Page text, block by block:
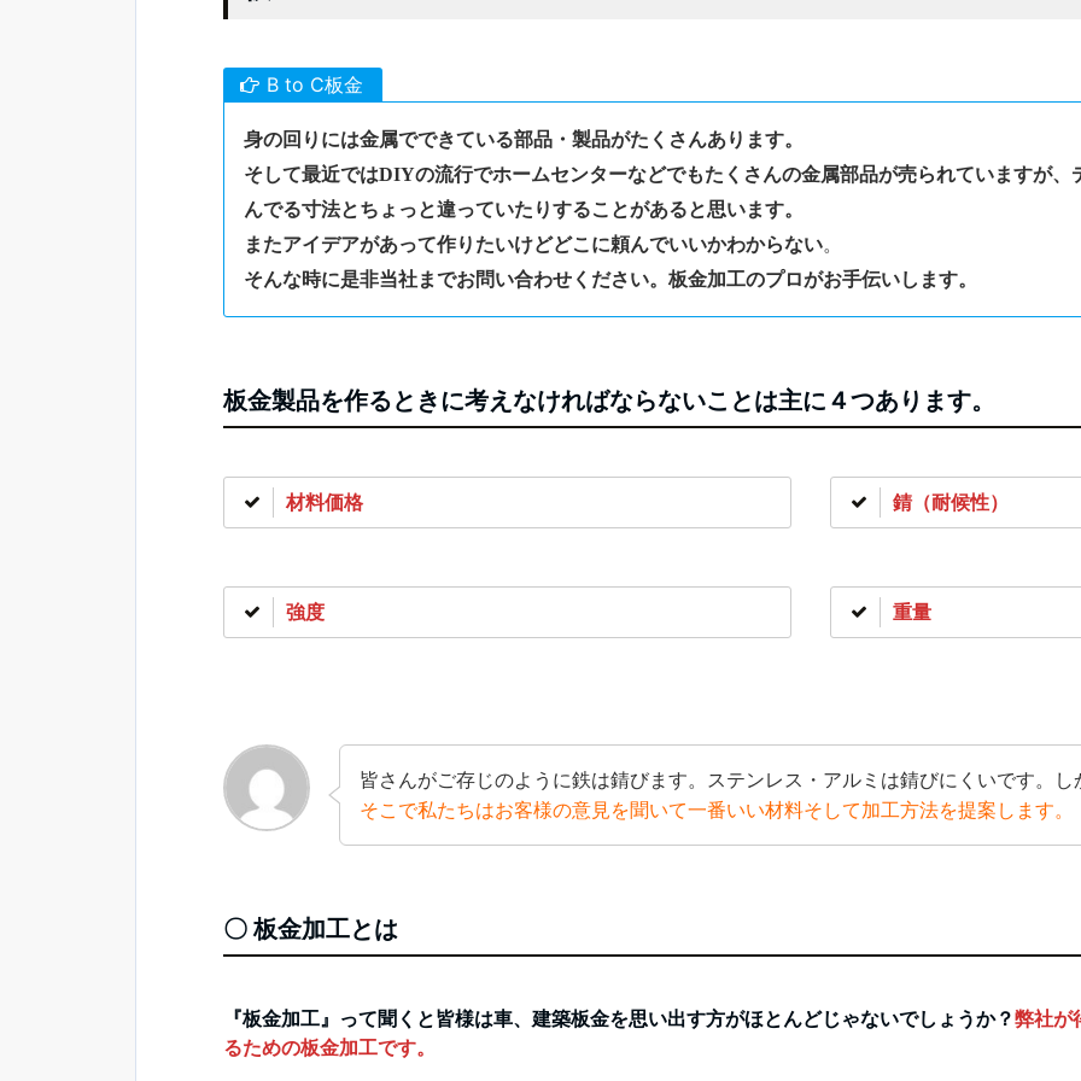
B to C板金
身の回りには金属でできている部品・製品がたくさんあります。
そして最近ではDIYの流行でホームセンターなどでもたくさんの金属部品が売られていますが、
んでる寸法とちょっと違っていたりすることがあると思います。
またアイデアがあって作りたいけどどこに頼んでいいかわからない。
そんな時に是非当社までお問い合わせください。板金加工のプロがお手伝いします。
板金製品を作るときに考えなければならないことは主に４つあります。
材料価格
強度
錆（耐候性）
重量
皆さんがご存じのように鉄は錆びます。ステンレス・アルミは錆びにくいです。
そこで私たちはお客様の意見を聞いて一番いい材料そして加工方法を提案します。
〇板金加工とは
『板金加工』って聞くと皆様は車、建築板金を思い出す方がほとんどじゃないでしょうか？弊社が
るための板金加工です。